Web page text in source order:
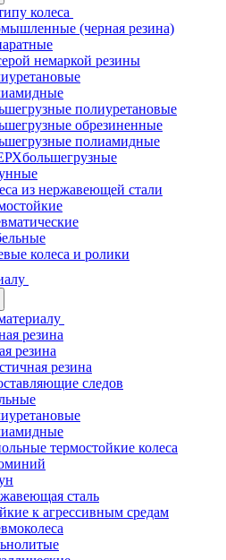
колеса
(черная резина)
немаркой резины
полиуретановые
обрезиненные
полиамидные
из нержавеющей стали
колеса и ролики
резина
резина
резина
следов
термостойкие колеса
сталь
к агрессивным средам